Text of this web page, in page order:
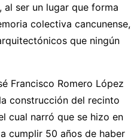
ser un lugar que forma
colectiva cancunense,
que ningún
Francisco Romero López
construcción del recinto
cual narró que se hizo en
cumplir 50 años de haber